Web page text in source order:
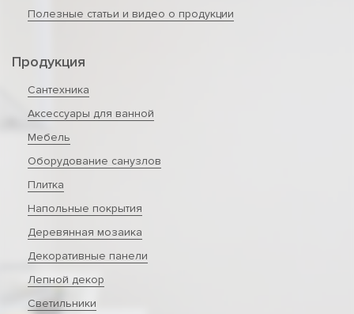
Полезные статьи и видео о продукции
Продукция
Сантехника
Аксессуары для ванной
Мебель
Оборудование санузлов
Плитка
Напольные покрытия
Деревянная мозаика
Декоративные панели
Лепной декор
Светильники